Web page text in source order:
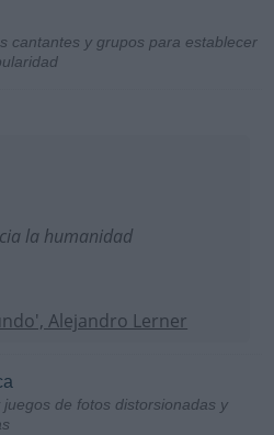
cantantes y grupos para establecer
la humanidad
Alejandro Lerner
juegos de fotos distorsionadas y